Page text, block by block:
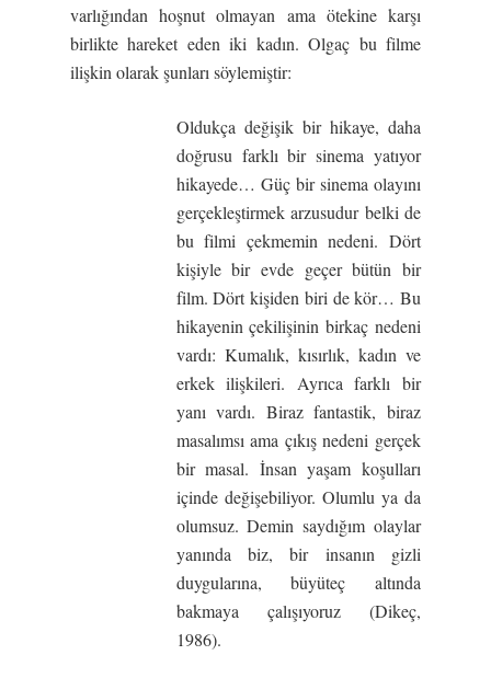
varlığından hoşnut olmayan ama ötekine karşı
birlikte hareket eden iki kadın. Olgaç bu filme
ilişkin olarak şunları söylemiştir:
Oldukça değişik bir hikaye, daha
doğrusu farklı bir sinema yatıyor
hikayede… Güç bir sinema olayını
gerçekleştirmek arzusudur belki de
bu filmi çekmemin nedeni. Dört
kişiyle bir evde geçer bütün bir
film. Dört kişiden biri de kör… Bu
hikayenin çekilişinin birkaç nedeni
vardı: Kumalık, kısırlık, kadın ve
erkek ilişkileri. Ayrıca farklı bir
yanı vardı. Biraz fantastik, biraz
masalımsı ama çıkış nedeni gerçek
bir masal. İnsan yaşam koşulları
içinde değişebiliyor. Olumlu ya da
olumsuz. Demin saydığım olaylar
yanında biz, bir insanın gizli
duygularına, büyüteç altında
bakmaya çalışıyoruz (Dikeç,
1986).